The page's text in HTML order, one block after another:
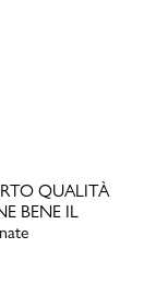
QUALITÀ
BENE IL